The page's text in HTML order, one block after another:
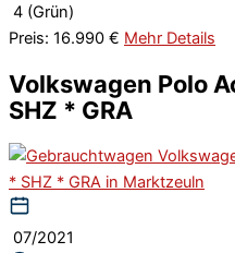
4 (Grün)
Preis: 16.990 € Mehr Details
Volkswagen Polo
SHZ * GRA
07/2021